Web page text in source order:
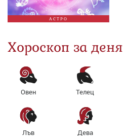
АСТРО
Хороскоп за деня
Овен Телец
Лъв Дева